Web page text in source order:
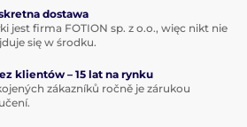
dostawa
jest firma FOTION sp. z o.o., więc nikt nie
się w środku.
klientów – 15 lat na rynku
zákazníků ročně je zárukou